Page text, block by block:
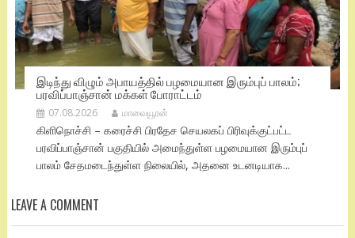
இடிந்து விழும் அபாயத்தில் பழமையான இரும்புப் பாலம்;
பரவிப்பாஞ்சான் மக்கள் போராட்டம்
07.08.2026 மாவையூரன்
கிளிநொச்சி – கரைச்சி பிரதேச செயலகப் பிரிவுக்குட்பட்ட
பரவிப்பாஞ்சான் பகுதியில் அமைந்துள்ள பழமையான இரும்புப்
பாலம் சேதமடைந்துள்ள நிலையில், அதனை உடனடியாக...
LEAVE A COMMENT